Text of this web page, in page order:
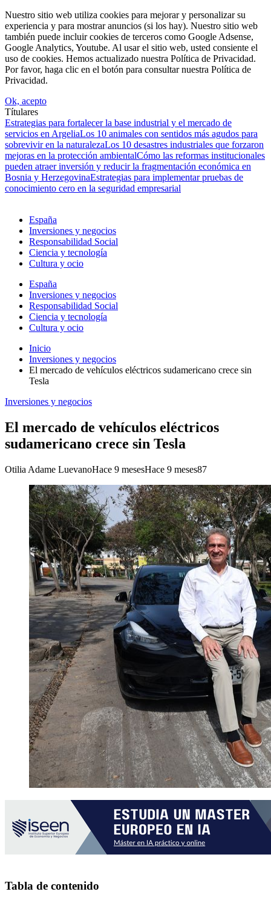
Nuestro sitio web utiliza cookies para mejorar y personalizar su
experiencia y para mostrar anuncios (si los hay). Nuestro sitio web
también puede incluir cookies de terceros como Google Adsense,
Google Analytics, Youtube. Al usar el sitio web, usted consiente el
uso de cookies. Hemos actualizado nuestra Política de Privacidad.
Por favor, haga clic en el botón para consultar nuestra Política de
Privacidad.
Ok, acepto
Títulares
Estrategias para fortalecer la base industrial y el mercado de
servicios en ArgeliaLos 10 animales con sentidos más agudos para
sobrevivir en la naturalezaLos 10 desastres industriales que forzaron
mejoras en la protección ambientalCómo las reformas institucionales
pueden atraer inversión y reducir la fragmentación económica en
Bosnia y HerzegovinaEstrategias para implementar pruebas de
conocimiento cero en la seguridad empresarial
España
Inversiones y negocios
Responsabilidad Social
Ciencia y tecnología
Cultura y ocio
España
Inversiones y negocios
Responsabilidad Social
Ciencia y tecnología
Cultura y ocio
Inicio
Inversiones y negocios
El mercado de vehículos eléctricos sudamericano crece sin
Tesla
Inversiones y negocios
El mercado de vehículos eléctricos
sudamericano crece sin Tesla
Otilia Adame LuevanoHace 9 mesesHace 9 meses87
Tabla de contenido